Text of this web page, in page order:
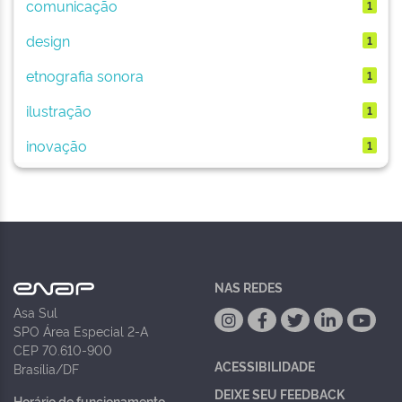
comunicação 1
design 1
etnografia sonora 1
ilustração 1
inovação 1
Asa Sul
SPO Área Especial 2-A
CEP 70.610-900
Brasília/DF
NAS REDES
ACESSIBILIDADE
DEIXE SEU FEEDBACK